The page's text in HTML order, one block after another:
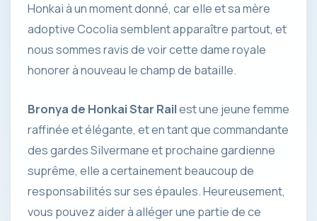
Honkai à un moment donné, car elle et sa mère
adoptive Cocolia semblent apparaître partout, et
nous sommes ravis de voir cette dame royale
honorer à nouveau le champ de bataille.
Bronya de Honkai Star Railest une jeune femme
raffinée et élégante, et en tant que commandante
des gardes Silvermane et prochaine gardienne
suprême, elle a certainement beaucoup de
responsabilités sur ses épaules. Heureusement,
vous pouvez aider à alléger une partie de ce